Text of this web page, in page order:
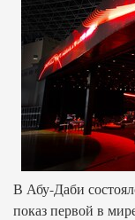
В Абу-Даби
показ первой в